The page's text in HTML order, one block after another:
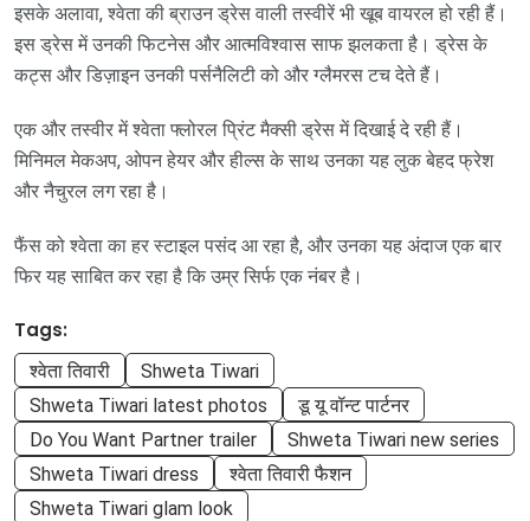
इसके अलावा, श्वेता की ब्राउन ड्रेस वाली तस्वीरें भी खूब वायरल हो रही हैं।
इस ड्रेस में उनकी फिटनेस और आत्मविश्वास साफ झलकता है। ड्रेस के
कट्स और डिज़ाइन उनकी पर्सनैलिटी को और ग्लैमरस टच देते हैं।
एक और तस्वीर में श्वेता फ्लोरल प्रिंट मैक्सी ड्रेस में दिखाई दे रही हैं।
मिनिमल मेकअप, ओपन हेयर और हील्स के साथ उनका यह लुक बेहद फ्रेश
और नैचुरल लग रहा है।
फैंस को श्वेता का हर स्टाइल पसंद आ रहा है, और उनका यह अंदाज एक बार
फिर यह साबित कर रहा है कि उम्र सिर्फ एक नंबर है।
Tags:
श्वेता तिवारी
Shweta Tiwari
Shweta Tiwari latest photos
डू यू वॉन्ट पार्टनर
Do You Want Partner trailer
Shweta Tiwari new series
Shweta Tiwari dress
श्वेता तिवारी फैशन
Shweta Tiwari glam look